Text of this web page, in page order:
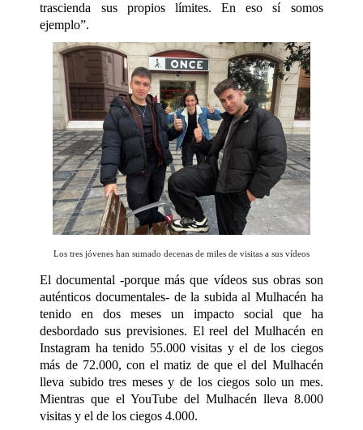
trascienda sus propios límites. En eso sí somos
ejemplo”.
Los tres jóvenes han sumado decenas de miles de visitas a sus vídeos
El documental -porque más que vídeos sus obras son
auténticos documentales- de la subida al Mulhacén ha
tenido en dos meses un impacto social que ha
desbordado sus previsiones. El reeldel Mulhacén en
Instagram ha tenido 55.000 visitas y el de los ciegos
más de 72.000, con el matiz de que el del Mulhacén
lleva subido tres meses y de los ciegos solo un mes.
Mientras que el YouTube del Mulhacén lleva 8.000
visitas y el de los ciegos 4.000.